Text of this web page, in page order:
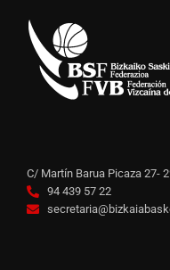
C/ Martín Barua Picaza 27-
94 439 57 22